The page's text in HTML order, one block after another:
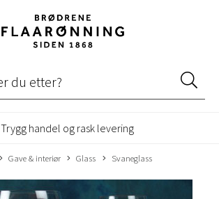
Trygg handel og rask levering
Gave & interiør Glass Svaneglass